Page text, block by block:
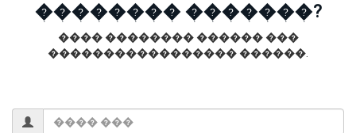
�������� �������?
���� �������� ������ ���
����������������� ������.